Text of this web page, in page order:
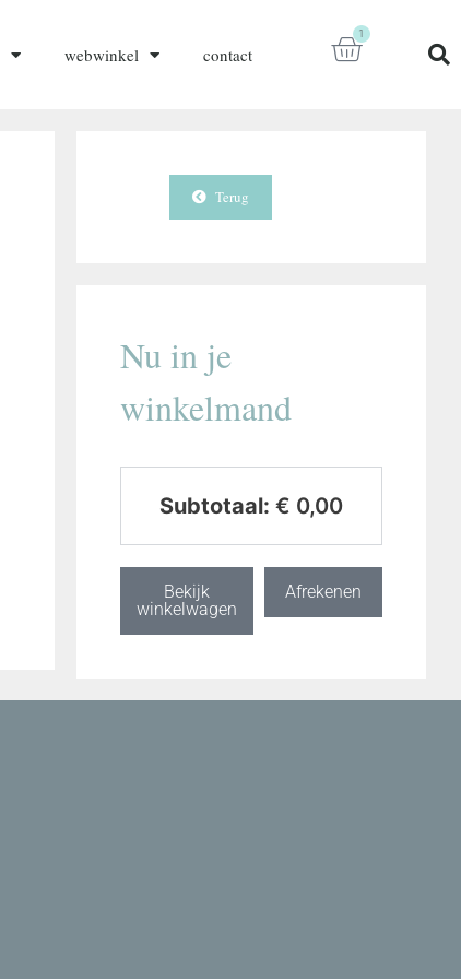
webwinkel contact
1
Terug
Nu in je
winkelmand
Subtotaal: € 0,00
Bekijk
winkelwagen
Afrekenen